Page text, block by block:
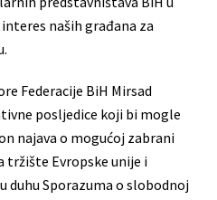
naših građana za
Federacije BiH Mirsad
posljedice koji bi mogle
najava o mogućoj zabrani
tržište Evropske unije i
duhu Sporazuma o slobodnoj